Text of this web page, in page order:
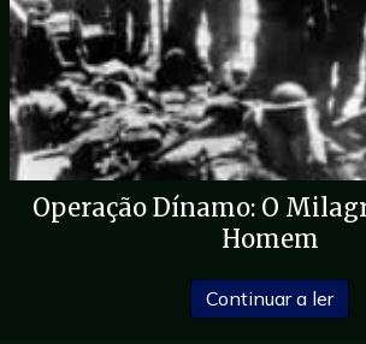
Operação Dínamo: O
Homem
Continuar a ler